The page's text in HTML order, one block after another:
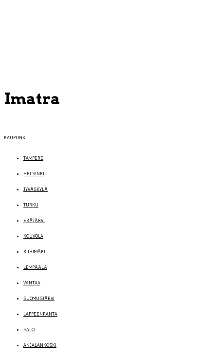
Imatra
KAUPUNKI
TAMPERE
HELSINKI
JYVÄSKYLÄ
TURKU
ERÄJÄRVI
KOUVOLA
RIIHIMÄKI
LEMPÄÄLÄ
VANTAA
SUOMUSJÄRVI
LAPPEENRANTA
SALO
ANJALANKOSKI